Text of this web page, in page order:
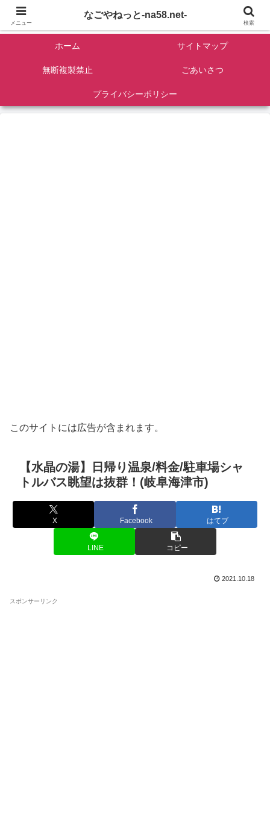
名古屋を中心に全国観光名所紹介/バンコンDIY/ゴロマル・よっちゃん夫婦のド
ホーム サイトマップ
無断複製禁止 ごあいさつ
プライバシーポリシー
このサイトには広告が含まれます。
【水晶の湯】日帰り温泉/料金/駐車場シャ
トルバス眺望は抜群！(岐阜海津市)
X Facebook はてブ
LINE コピー
2021.10.18
スポンサーリンク
メニュー
なごやねっと-na58.net-
検索